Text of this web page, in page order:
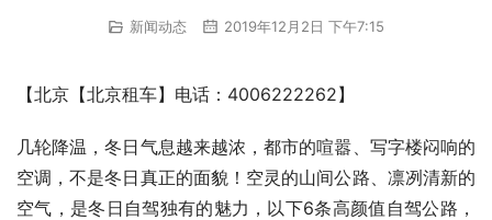
新闻动态 2019年12月2日 下午7:15
【北京【北京租车】电话：4006222262】
几轮降温，冬日气息越来越浓，都市的喧嚣、写字楼闷响的
空调，不是冬日真正的面貌！空灵的山间公路、凛冽清新的
空气，是冬日自驾独有的魅力，以下6条高颜值自驾公路，